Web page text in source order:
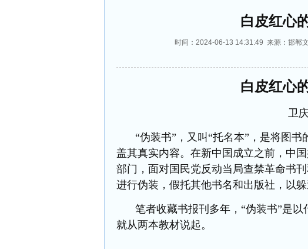
白皮红心
时间：2024-06-13 14:31:49 来源：邯郸
白皮红心
卫
“伪装书” ，又叫 “托名本”，是将图书
盖其真实内容。在新中国成立之前，中
部门，面对国民党反动当局查禁革命书
进行伪装，假托其他书名和出版社，以躲
笔者收藏书报刊多年， “伪装书”是以
就从两本教材说起。